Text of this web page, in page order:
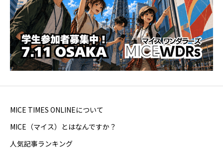
MICE TIMES ONLINEについて
MICE（マイス）とはなんですか？
人気記事ランキング